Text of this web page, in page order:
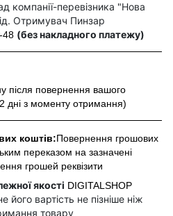
компанії-перевізника "Нова
Отримувач Пинзар
48 (без накладного платежу)
після повернення вашого
дні з моменту отримання)
коштів:Повернення грошових
переказом на зазначені
грошей реквізити
якості DIGITALSHOP
його вартість не пізніше ніж
товару